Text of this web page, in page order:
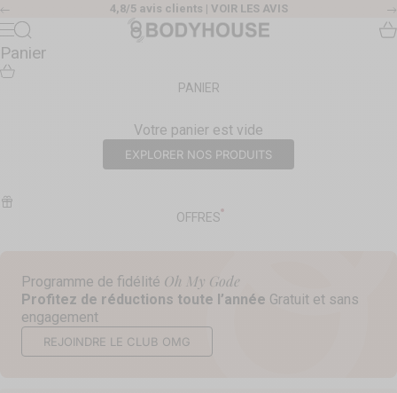
Passer au contenu
Précédent 4,8/5 avis clients | VOIR LES AVIS
Body House
Menu
Recherche
Panier
PANIER
Votre panier est vide
EXPLORER NOS PRODUITS
OFFRES
Programme de fidélité Oh My Gode
Profitez de réductions toute l’année Gratuit et sans
engagement
REJOINDRE LE CLUB OMG